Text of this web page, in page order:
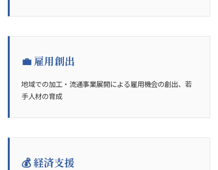
💼 雇用創出
地域での加工・流通事業展開による雇用機会の創出、若
手人材の育成
💰 経済支援